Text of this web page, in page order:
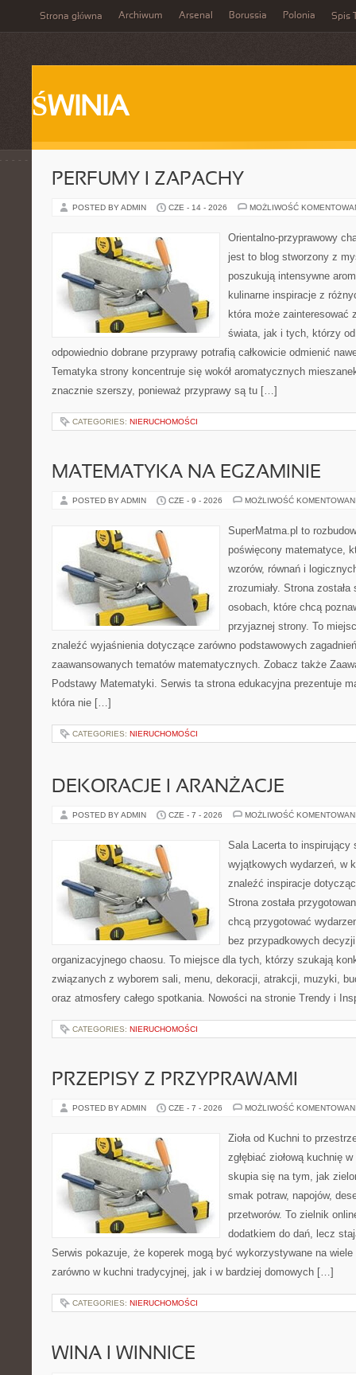
Strona główna Archiwum Arsenal Borussia Polonia Spis
ŚWINIA
PERFUMY I ZAPACHY
POSTED BY ADMIN CZE - 14 - 2026 MOŻLIWOŚĆ
Orientalno-przyprawowy
jest to blog stworzony z
poszukują intensywne
kulinarne inspiracje z
która może zainteresować
świata, jak i tych, którzy
odpowiednio dobrane przyprawy potrafią całkowicie odmienić
Tematyka strony koncentruje się wokół aromatycznych
znacznie szerszy, ponieważ przyprawy są tu […]
CATEGORIES: NIERUCHOMOŚCI
MATEMATYKA NA EGZAMINIE
POSTED BY ADMIN CZE - 9 - 2026 MOŻLIWOŚĆ
SuperMatma.pl to
poświęcony matematyce,
wzorów, równań i
zrozumiały. Strona
osobach, które chcą
przyjaznej strony. To
znaleźć wyjaśnienia dotyczące zarówno podstawowych
zaawansowanych tematów matematycznych. Zobacz także
Podstawy Matematyki. Serwis ta strona edukacyjna prezentuje
która nie […]
CATEGORIES: NIERUCHOMOŚCI
DEKORACJE I ARANŻACJE
POSTED BY ADMIN CZE - 7 - 2026 MOŻLIWOŚĆ
Sala Lacerta to inspirujący
wyjątkowych wydarzeń, w
znaleźć inspiracje
Strona została
chcą przygotować
bez przypadkowych
organizacyjnego chaosu. To miejsce dla tych, którzy szukają
związanych z wyborem sali, menu, dekoracji, atrakcji, muzyki,
oraz atmosfery całego spotkania. Nowości na stronie Trendy i
CATEGORIES: NIERUCHOMOŚCI
PRZEPISY Z PRZYPRAWAMI
POSTED BY ADMIN CZE - 7 - 2026 MOŻLIWOŚĆ
Zioła od Kuchni to
zgłębiać ziołową kuchnię
skupia się na tym, jak
smak potraw, napojów,
przetworów. To zielnik
dodatkiem do dań, lecz
Serwis pokazuje, że koperek mogą być wykorzystywane na
zarówno w kuchni tradycyjnej, jak i w bardziej domowych […]
CATEGORIES: NIERUCHOMOŚCI
WINA I WINNICE